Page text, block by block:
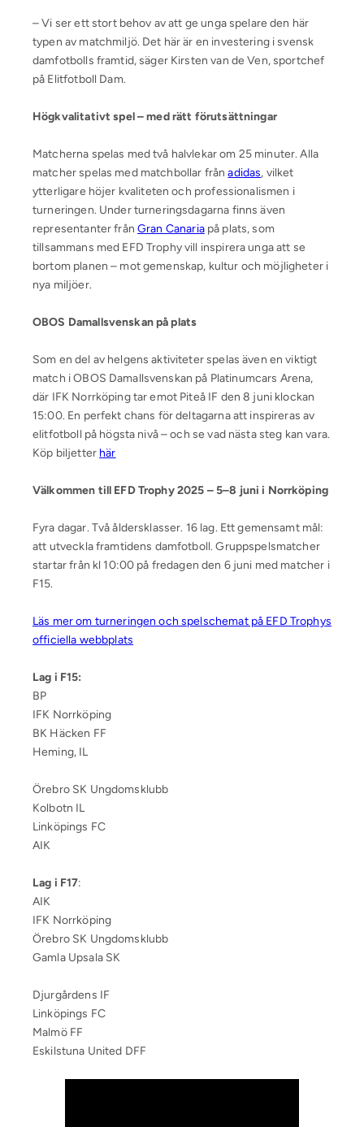
– Vi ser ett stort behov av att ge unga spelare den här
typen av matchmiljö. Det här är en investering i svensk
damfotbolls framtid, säger Kirsten van de Ven, sportchef
på Elitfotboll Dam.
Högkvalitativt spel – med rätt förutsättningar
Matcherna spelas med två halvlekar om 25 minuter. Alla
matcher spelas med matchbollar frånadidas, vilket
ytterligare höjer kvaliteten och professionalismen i
turneringen. Under turneringsdagarna finns även
representanter frånGran Canariapå plats, som
tillsammans med EFD Trophy vill inspirera unga att se
bortom planen – mot gemenskap, kultur och möjligheter i
nya miljöer.
OBOS Damallsvenskan på plats
Som en del av helgens aktiviteter spelas även en viktigt
match i OBOS Damallsvenskan på Platinumcars Arena,
där IFK Norrköping tar emot Piteå IF den 8 juni klockan
15:00. En perfekt chans för deltagarna att inspireras av
elitfotboll på högsta nivå – och se vad nästa steg kan vara.
Köp biljetter här
Välkommen till EFD Trophy 2025 – 5–8 juni i Norrköping
Fyra dagar. Två åldersklasser. 16 lag. Ett gemensamt mål:
att utveckla framtidens damfotboll. Gruppspelsmatcher
startar från kl 10:00 på fredagen den 6 juni med matcher i
F15.
Läs mer om turneringen och spelschemat på EFD Trophys
officiella webbplats
Lag i F15:
BP
IFK Norrköping
BK Häcken FF
Heming, IL
Örebro SK Ungdomsklubb
Kolbotn IL
Linköpings FC
AIK
Lag i F17:
AIK
IFK Norrköping
Örebro SK Ungdomsklubb
Gamla Upsala SK
Djurgårdens IF
Linköpings FC
Malmö FF
Eskilstuna United DFF